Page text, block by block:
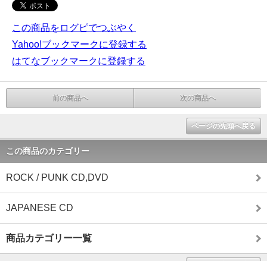
この商品をログピでつぶやく
Yahoo!ブックマークに登録する
はてなブックマークに登録する
前の商品へ 次の商品へ
ページの先頭へ戻る
この商品のカテゴリー
ROCK / PUNK CD,DVD
JAPANESE CD
商品カテゴリー一覧